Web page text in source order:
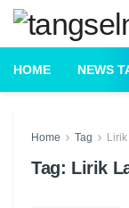
HOME NEWS
Home Tag
Tag: Lirik